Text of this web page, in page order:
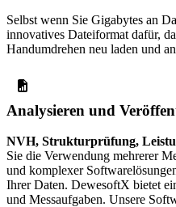
Selbst wenn Sie Gigabytes an
innovatives Dateiformat dafür,
Handumdrehen neu laden und
Analysieren und
NVH, Strukturprüfung,
Sie die Verwendung mehrerer
und komplexer
Ihrer Daten. DewesoftX bietet
und Messaufgaben. Unsere